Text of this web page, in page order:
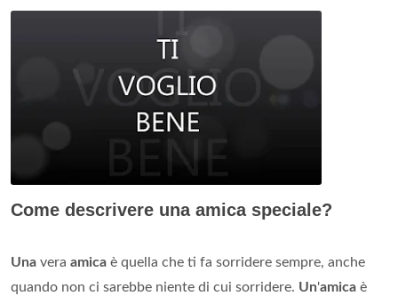
Come descrivere una amica speciale?
Una vera amica è quella che ti fa sorridere sempre, anche
quando non ci sarebbe niente di cui sorridere. Un'amica è